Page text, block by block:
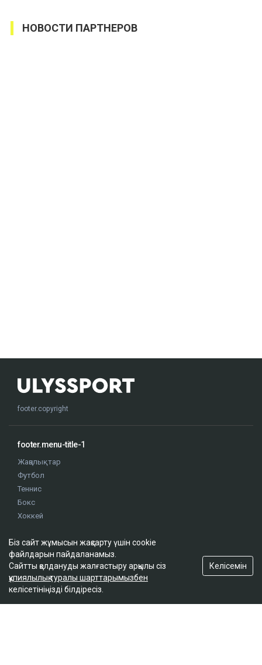
НОВОСТИ ПАРТНЕРОВ
footer.copyright
footer.menu-title-1
Жаңалықтар
Футбол
Теннис
Бокс
Хоккей
Оқиғалар
Олимпиада
footer.menu-title-2
О проекте
Біз сайт жұмысын жақсарту үшін cookie
файлдарын пайдаланамыз.
Сайтты қолдануды жалғастыру арқылы сіз
құпиялылық туралы шарттарымызбен
келісетініңізді білдіресіз.
Келісемін